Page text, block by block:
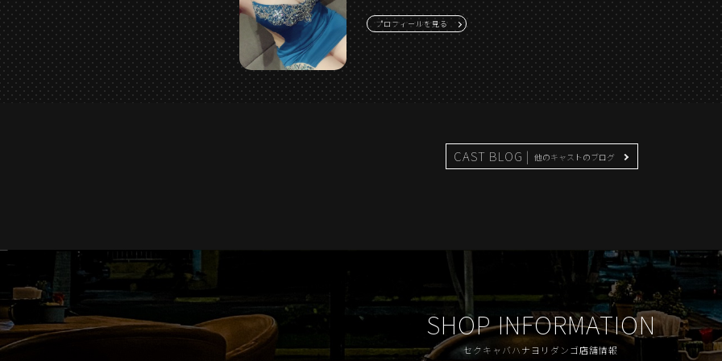
プロフィールを見る
CAST BLOG | 他のキャストのブログ
SHOP INFORMATION
セクキャバハナヨリダンゴ店舗情報